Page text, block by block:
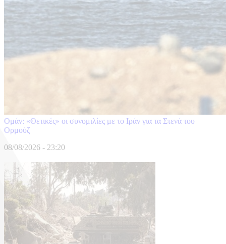
Ομάν: «Θετικές» οι συνομιλίες με το Ιράν για τα Στενά του
Ορμούζ
08/08/2026 - 23:20